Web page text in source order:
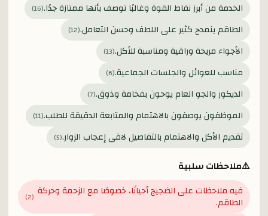
الخدمة من أبرز نقاط القوة وغالبًا توصف بأنها ممتازة جدًا.(
16
)
الطاقم ينمدح كثير على اللطف وحسن التعامل.(
12
)
الأجواء مريحة وراقية ومناسبة للأكل.(
13
)
مناسب للعوائل والجلسات الجماعية.(
6
)
الديكور والجو العام يوحون بفخامة وذوق.(
7
)
الموظفون يوصفون بالاهتمام والمتابعة الدقيقة للطلب.(
11
)
تقديم الأكل والاهتمام بالتفاصيل لاقى إعجاب الزوار.(
5
)
⚠️ملاحظات سلبية
فيه ملاحظات على الضجيج أحيانًا، خصوصًا مع الزحمة وحركة
الطاقم. (
2
)